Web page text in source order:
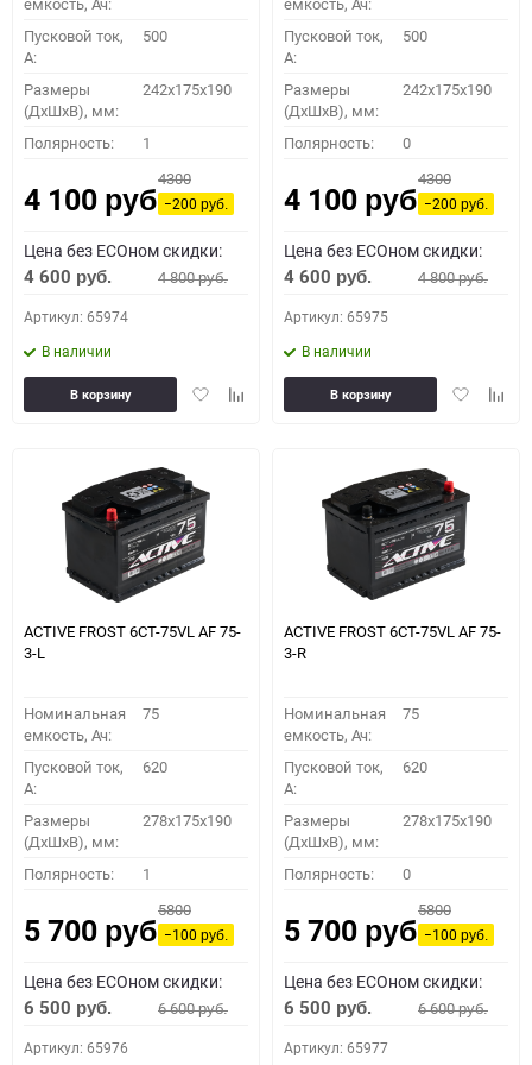
Пусковой ток,
A:
500
Размеры
(ДхШхВ), мм:
242x175x190
Полярность: 1
4 100 руб.
4300
−200руб.
Цена без ECOном скидки:
4 600 руб. 4 800руб.
Артикул: 65974
В наличии
ДобавитьДобавить
В корзину
Пусковой ток,
A:
500
Размеры
(ДхШхВ), мм:
242x175x190
Полярность: 0
4 100 руб.
4300
−200руб.
Цена без ECOном скидки:
4 600 руб. 4 800руб.
Артикул: 65975
В наличии
Добавить
В корзину
ACTIVE FROST 6СТ-75VL АF 75-
3-L
Номинальная
емкость, Ач:
75
Пусковой ток,
A:
620
Размеры
(ДхШхВ), мм:
278x175x190
Полярность: 1
5 700 руб.
5800
−100руб.
Цена без ECOном скидки:
6 500 руб. 6 600руб.
Артикул: 65976
ACTIVE FROST 6СТ-75VL АF 75-
3-R
Номинальная
емкость, Ач:
75
Пусковой ток,
A:
620
Размеры
(ДхШхВ), мм:
278x175x190
Полярность: 0
5 700 руб.
5800
−100руб.
Цена без ECOном скидки:
6 500 руб. 6 600руб.
Артикул: 65977